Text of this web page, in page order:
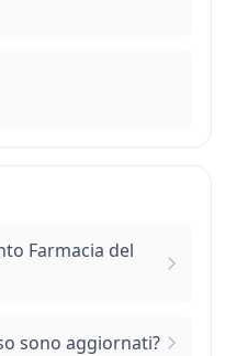
Farmacia del
sono aggiornati?